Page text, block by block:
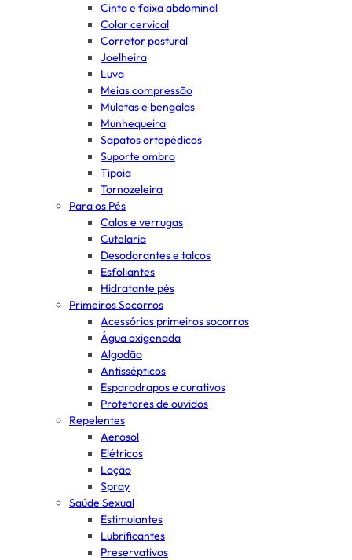
Cinta e faixa abdominal
Colar cervical
Corretor postural
Joelheira
Luva
Meias compressão
Muletas e bengalas
Munhequeira
Sapatos ortopédicos
Suporte ombro
Tipoia
Tornozeleira
Para os Pés
Calos e verrugas
Cutelaria
Desodorantes e talcos
Esfoliantes
Hidratante pés
Primeiros Socorros
Acessórios primeiros socorros
Água oxigenada
Algodão
Antissépticos
Esparadrapos e curativos
Protetores de ouvidos
Repelentes
Aerosol
Elétricos
Loção
Spray
Saúde Sexual
Estimulantes
Lubrificantes
Preservativos